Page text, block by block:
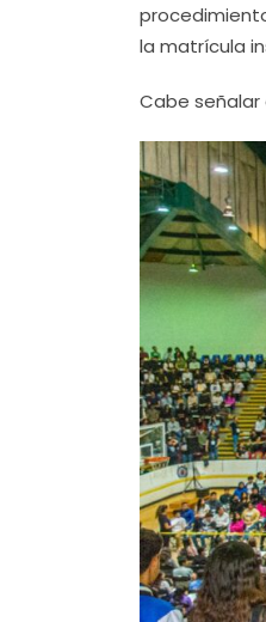
la matrícula
Cabe señalar